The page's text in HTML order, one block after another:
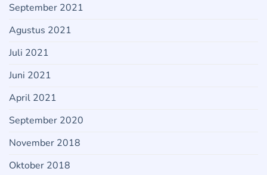
September 2021
Agustus 2021
Juli 2021
Juni 2021
April 2021
September 2020
November 2018
Oktober 2018